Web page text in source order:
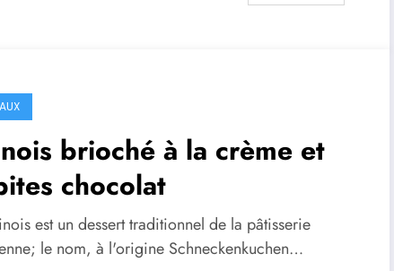
brioché à la crème et
chocolat
est un dessert traditionnel de la pâtisserie
le nom, à l'origine Schneckenkuchen…